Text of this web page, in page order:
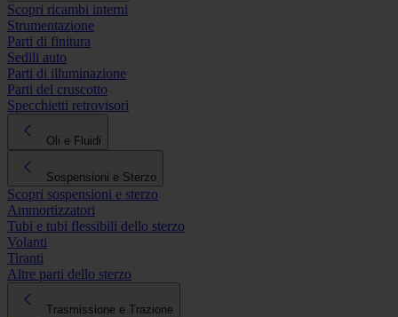
Scopri ricambi interni
Strumentazione
Parti di finitura
Sedili auto
Parti di illuminazione
Parti del cruscotto
Specchietti retrovisori
Oli e Fluidi
Sospensioni e Sterzo
Scopri sospensioni e sterzo
Ammortizzatori
Tubi e tubi flessibili dello sterzo
Volanti
Tiranti
Altre parti dello sterzo
Trasmissione e Trazione